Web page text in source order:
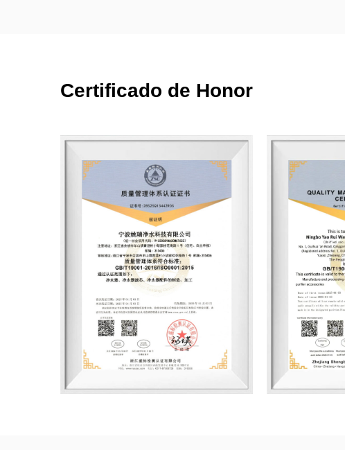
Certificado de Honor